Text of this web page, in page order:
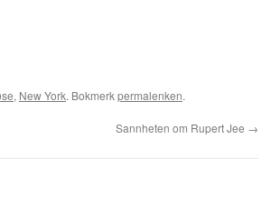
, New York. Bokmerkpermalenken.
Sannheten om Rupert Jee →